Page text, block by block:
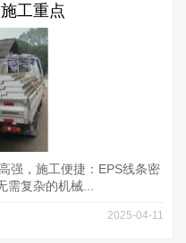
工重点
强，施工便捷：EPS线条密
需复杂的机械...
2025-04-11